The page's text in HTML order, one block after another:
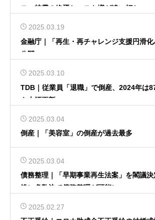
ス、特需の終焉とコスト増が追い打ち
2025.03.19
金融庁｜「再生・再チャレンジ支援円滑
公開
2025.03.10
TDB｜従業員「退職」で倒産、2024年
を大幅更新
2025.03.04
倒産｜「美容室」の倒産が過去最多
2025.03.04
債務整理｜「早期事業再生法案」を閣議
処に多数決で債務整理が可能に
2025.02.27